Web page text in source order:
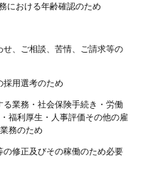
における年齢確認のため
、ご相談、苦情、ご請求等の
採用選考のため
る業務・社会保険手続き・労働
福利厚生・人事評価その他の雇
務のため
修正及びその稼働のため必要